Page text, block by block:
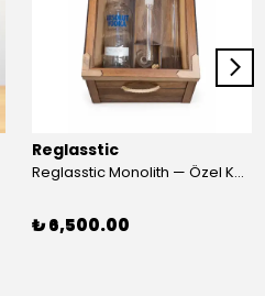
Reglasstic
Reglasstic Monolith — Özel Kutulu Cam Nargile
₺ 6,500.00